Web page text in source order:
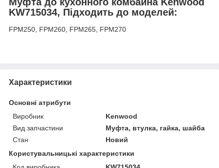
KW715034, Підходить до моделей:
FPM250, FPM260, FPM265, FPM270
Характеристики
Основні атрибути
Виробник
Kenwood
Вид запчастини
Муфта, втулка, гайка, шайба
Стан
Новий
Користувальницькі характеристики